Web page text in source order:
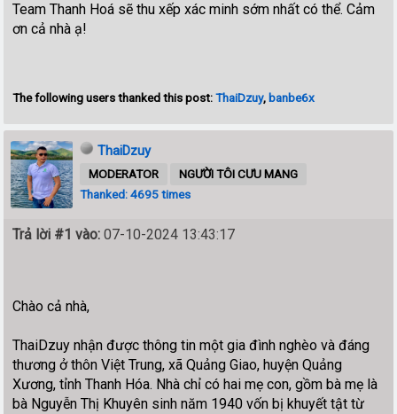
Team Thanh Hoá sẽ thu xếp xác minh sớm nhất có thể. Cảm
ơn cả nhà ạ!
The following users thanked this post:ThaiDzuy, banbe6x
ThaiDzuy
MODERATOR
NGƯỜI TÔI CƯU MANG
Thanked: 4695 times
Trả lời #1 vào: 07-10-2024 13:43:17
Chào cả nhà,
ThaiDzuy nhận được thông tin một gia đình nghèo và đáng
thương ở thôn Việt Trung, xã Quảng Giao, huyện Quảng
Xương, tỉnh Thanh Hóa. Nhà chỉ có hai mẹ con, gồm bà mẹ là
bà Nguyễn Thị Khuyên sinh năm 1940 vốn bị khuyết tật từ